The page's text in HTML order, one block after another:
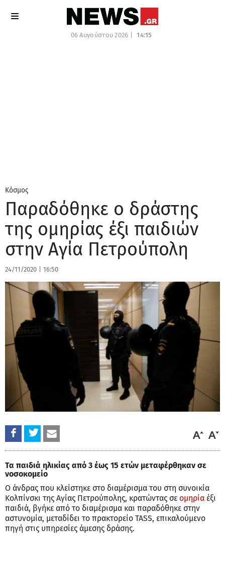
06 Αυγούστου 2026 | 14:15
Κόσμος
Παραδόθηκε ο δράστης
της ομηρίας έξι παιδιών
στην Αγία Πετρούπολη
24/11/2020 16:50
Τα παιδιά ηλικίας από 3 έως 15 ετών μεταφέρθηκαν σε
νοσοκομείο
Ο άνδρας που κλείστηκε στο διαμέρισμα του στη συνοικία
Κολπίνσκι της Αγίας Πετρούπολης, κρατώντας σε ομηρία έξι
παιδιά, βγήκε από το διαμέρισμα και παραδόθηκε στην
αστυνομία, μεταδίδει το πρακτορείο TASS, επικαλούμενο
πηγή στις υπηρεσίες άμεσης δράσης.